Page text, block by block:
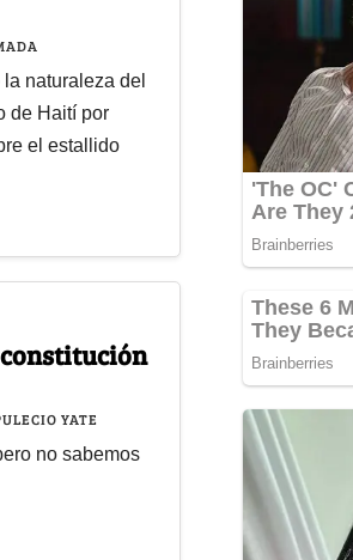
naturaleza del
de Haití por
el estallido
constitución
YATE
no sabemos